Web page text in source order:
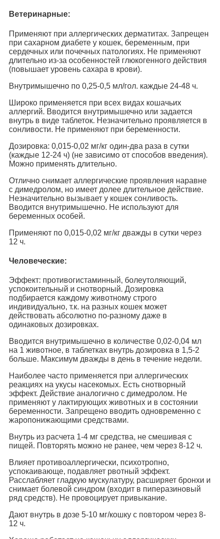
Ветеринарные:
Применяют при аллергических дерматитах. Запрещен
при сахарном диабете у кошек, беременным, при
сердечных или почечных патологиях. Не применяют
длительно из-за особенностей глюкогенного действия
(повышает уровень сахара в крови).
Внутримышечно по 0,25-0,5 мл/гол. каждые 24-48 ч.
Широко применяется при всех видах кошачьих
аллергий. Вводится внутримышечно или задается
внутрь в виде таблеток. Незначительно проявляется в
сонливости. Не применяют при беременности.
Дозировка: 0,015-0,02 мг/кг один-два раза в сутки
(каждые 12-24 ч) (не зависимо от способов введения).
Можно применять длительно.
Отлично снимает аллергические проявления наравне
с димедролом, но имеет долее длительное действие.
Незначительно вызывает у кошек сонливость.
Вводится внутримышечно. Не используют для
беременных особей.
Применяют по 0,015-0,02 мг/кг дважды в сутки через
12 ч.
Человеческие:
Эффект: противогистаминный, болеутоляющий,
успокоительный и снотворный. Дозировка
подбирается каждому животному строго
индивидуально, т.к. на разных кошек может
действовать абсолютно по-разному даже в
одинаковых дозировках.
Вводится внутримышечно в количестве 0,02-0,04 мл
на 1 животное, в таблетках внутрь дозировка в 1,5-2
больше. Максимум дважды в день в течение недели.
Наиболее часто применяется при аллергических
реакциях на укусы насекомых. Есть снотворный
эффект. Действие аналогично с димедролом. Не
применяют у лактирующих животных и в состоянии
беременности. Запрещено вводить одновременно с
жаропонижающими средствами.
Внутрь из расчета 1-4 мг средства, не смешивая с
пищей. Повторять можно не ранее, чем через 8-12 ч.
Влияет противоаллергически, психотропно,
успокаивающе, подавляет рвотный эффект.
Расслабляет гладкую мускулатуру, расширяет бронхи и
снимает болевой синдром (входит в пиперазиновый
ряд средств). Не провоцирует привыкание.
Дают внутрь в дозе 5-10 мг/кошку с повтором через 8-
12 ч.